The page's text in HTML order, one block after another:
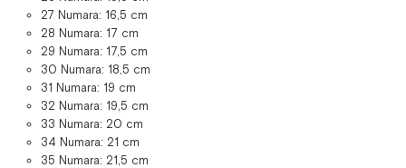
27 Numara: 16,5 cm
28 Numara: 17 cm
29 Numara: 17,5 cm
30 Numara: 18,5 cm
31 Numara: 19 cm
32 Numara: 19,5 cm
33 Numara: 20 cm
34 Numara: 21 cm
35 Numara: 21,5 cm